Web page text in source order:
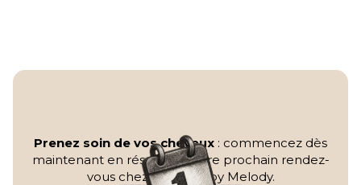
Prenez soin de vos cheveux : commencez dès
maintenant en réservant votre prochain rendez-
vous chez L'Endroit by Melody.